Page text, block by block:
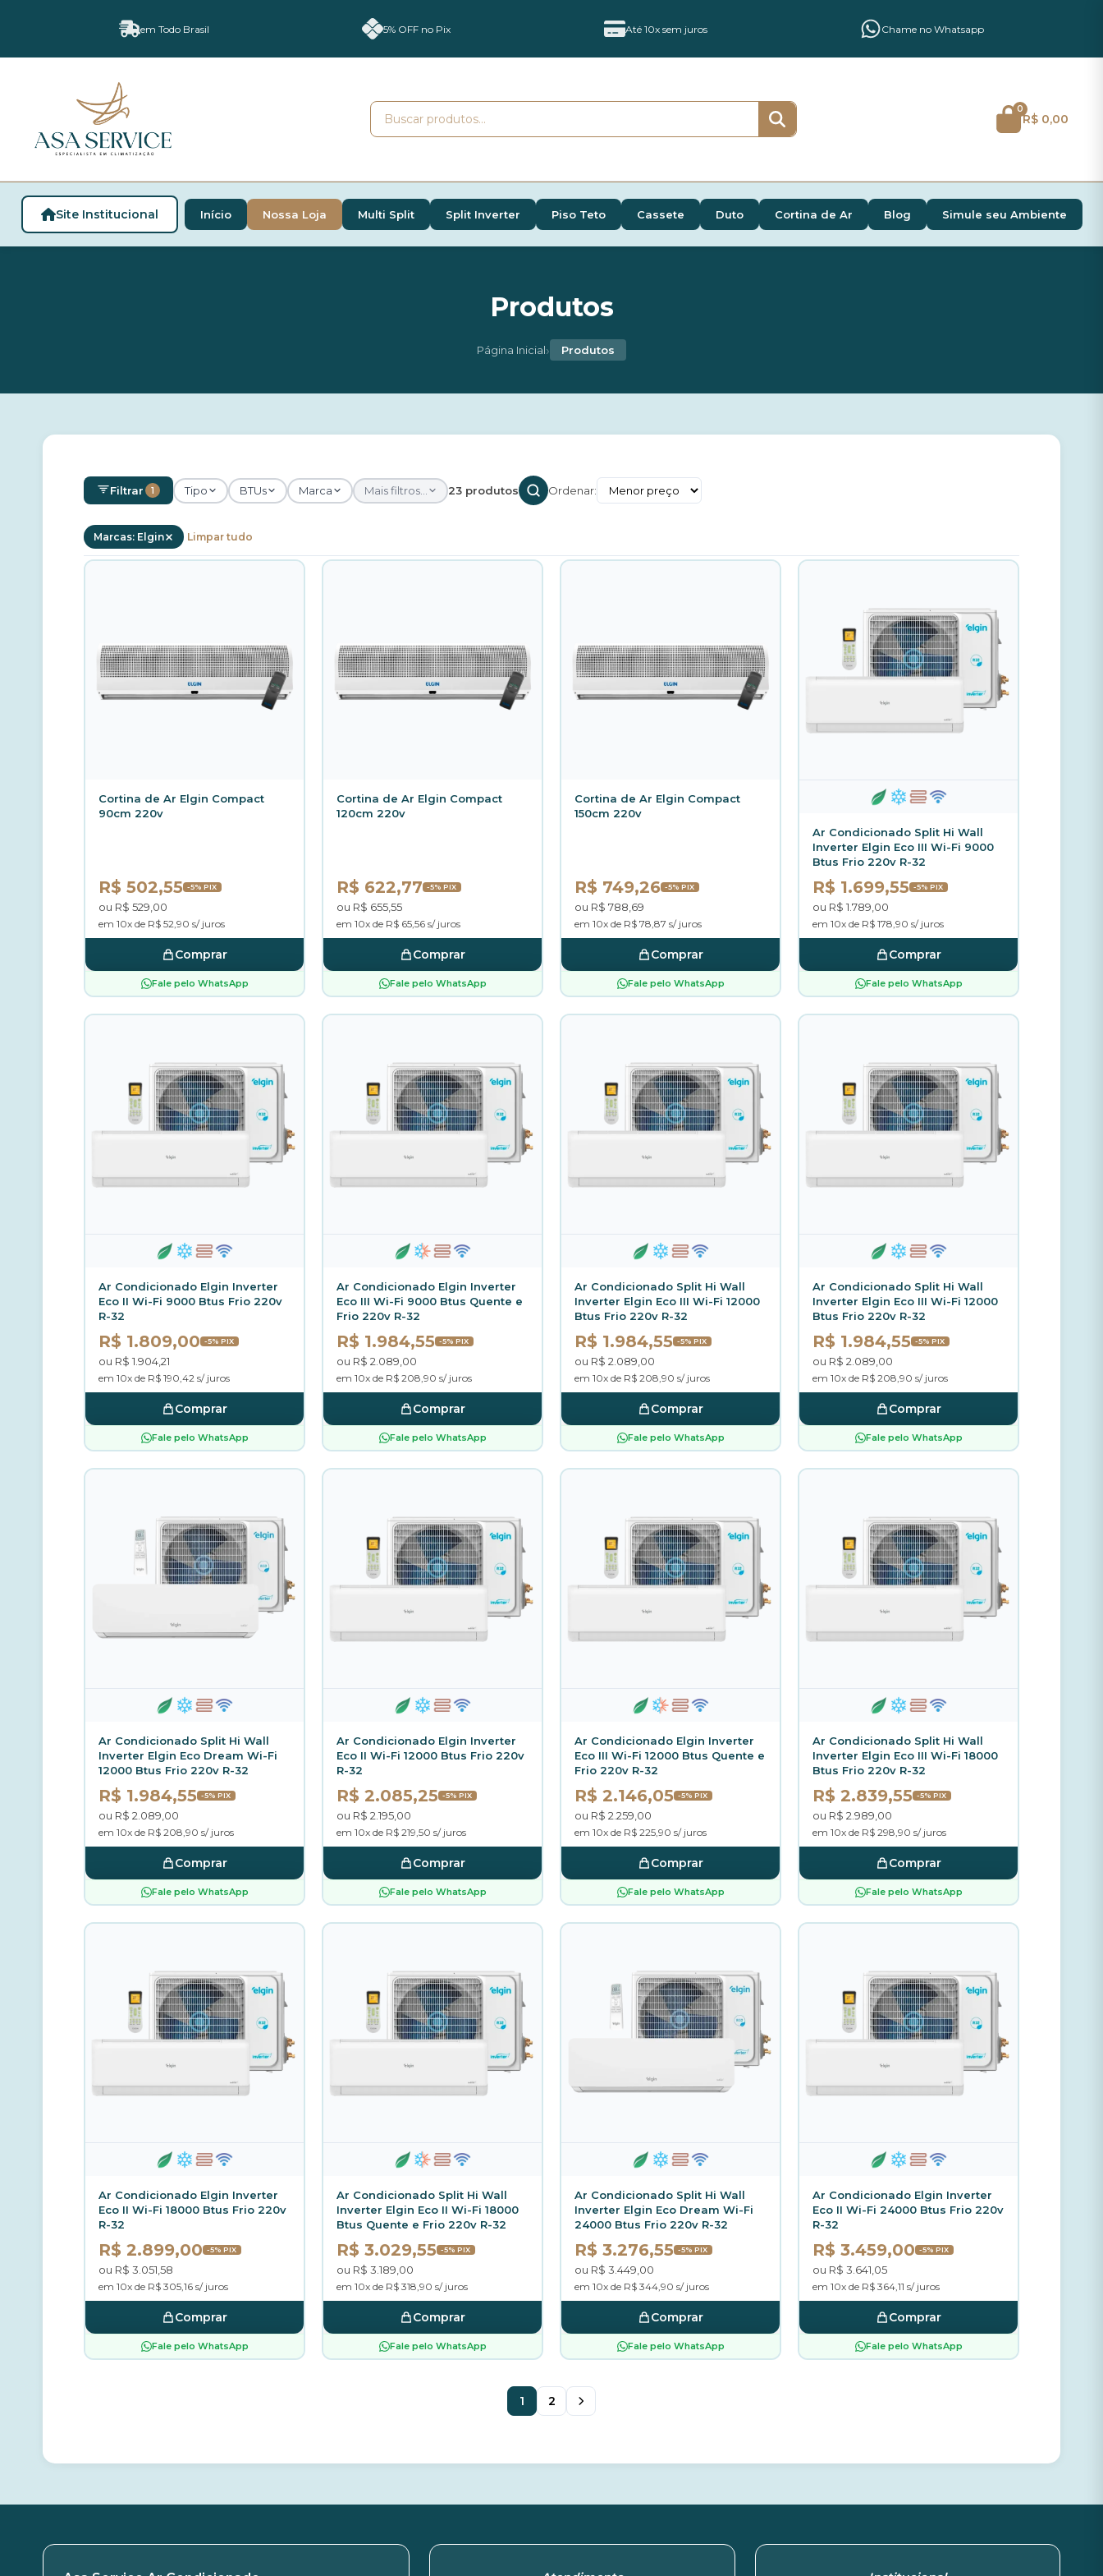
em Todo Brasil 5% OFF no Pix Até 10x sem juros Chame no Whatsapp
0
R$ 0,00
Site Institucional Início Nossa Loja Multi Split Split Inverter Piso Teto Cassete Duto Cortina de Ar Blog Simule seu Ambiente
Produtos
Página Inicial› Produtos
Filtrar 1 Tipo BTUs Marca Mais filtros... 23 produtos Ordenar:
Marcas: Elgin Limpar tudo
Cortina de Ar Elgin Compact
90cm 220v
R$ 502,55 -5% PIX
ou R$ 529,00
em 10x de R$ 52,90 s/ juros
Comprar
Fale pelo WhatsApp
Cortina de Ar Elgin Compact
120cm 220v
R$ 622,77 -5% PIX
ou R$ 655,55
em 10x de R$ 65,56 s/ juros
Comprar
Fale pelo WhatsApp
Cortina de Ar Elgin Compact
150cm 220v
R$ 749,26 -5% PIX
ou R$ 788,69
em 10x de R$ 78,87 s/ juros
Comprar
Fale pelo WhatsApp
Ar Condicionado Split Hi Wall
Inverter Elgin Eco III Wi-Fi 9000
Btus Frio 220v R-32
R$ 1.699,55 -5% PIX
ou R$ 1.789,00
em 10x de R$ 178,90 s/ juros
Comprar
Fale pelo WhatsApp
Ar Condicionado Elgin Inverter
Eco II Wi-Fi 9000 Btus Frio 220v
R-32
R$ 1.809,00 -5% PIX
ou R$ 1.904,21
em 10x de R$ 190,42 s/ juros
Comprar
Fale pelo WhatsApp
Ar Condicionado Elgin Inverter
Eco III Wi-Fi 9000 Btus Quente e
Frio 220v R-32
R$ 1.984,55 -5% PIX
ou R$ 2.089,00
em 10x de R$ 208,90 s/ juros
Comprar
Fale pelo WhatsApp
Ar Condicionado Split Hi Wall
Inverter Elgin Eco III Wi-Fi 12000
Btus Frio 220v R-32
R$ 1.984,55 -5% PIX
ou R$ 2.089,00
em 10x de R$ 208,90 s/ juros
Comprar
Fale pelo WhatsApp
Ar Condicionado Split Hi Wall
Inverter Elgin Eco III Wi-Fi 12000
Btus Frio 220v R-32
R$ 1.984,55 -5% PIX
ou R$ 2.089,00
em 10x de R$ 208,90 s/ juros
Comprar
Fale pelo WhatsApp
Ar Condicionado Split Hi Wall
Inverter Elgin Eco Dream Wi-Fi
12000 Btus Frio 220v R-32
R$ 1.984,55 -5% PIX
ou R$ 2.089,00
em 10x de R$ 208,90 s/ juros
Comprar
Fale pelo WhatsApp
Ar Condicionado Elgin Inverter
Eco II Wi-Fi 12000 Btus Frio 220v
R-32
R$ 2.085,25 -5% PIX
ou R$ 2.195,00
em 10x de R$ 219,50 s/ juros
Comprar
Fale pelo WhatsApp
Ar Condicionado Elgin Inverter
Eco III Wi-Fi 12000 Btus Quente e
Frio 220v R-32
R$ 2.146,05 -5% PIX
ou R$ 2.259,00
em 10x de R$ 225,90 s/ juros
Comprar
Fale pelo WhatsApp
Ar Condicionado Split Hi Wall
Inverter Elgin Eco III Wi-Fi 18000
Btus Frio 220v R-32
R$ 2.839,55 -5% PIX
ou R$ 2.989,00
em 10x de R$ 298,90 s/ juros
Comprar
Fale pelo WhatsApp
Ar Condicionado Elgin Inverter
Eco II Wi-Fi 18000 Btus Frio 220v
R-32
R$ 2.899,00 -5% PIX
ou R$ 3.051,58
em 10x de R$ 305,16 s/ juros
Comprar
Fale pelo WhatsApp
Ar Condicionado Split Hi Wall
Inverter Elgin Eco II Wi-Fi 18000
Btus Quente e Frio 220v R-32
R$ 3.029,55 -5% PIX
ou R$ 3.189,00
em 10x de R$ 318,90 s/ juros
Comprar
Fale pelo WhatsApp
Ar Condicionado Split Hi Wall
Inverter Elgin Eco Dream Wi-Fi
24000 Btus Frio 220v R-32
R$ 3.276,55 -5% PIX
ou R$ 3.449,00
em 10x de R$ 344,90 s/ juros
Comprar
Fale pelo WhatsApp
Ar Condicionado Elgin Inverter
Eco II Wi-Fi 24000 Btus Frio 220v
R-32
R$ 3.459,00 -5% PIX
ou R$ 3.641,05
em 10x de R$ 364,11 s/ juros
Comprar
Fale pelo WhatsApp
1 2